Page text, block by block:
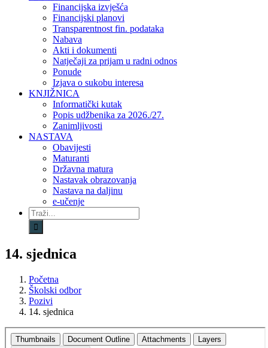
Financijska izvješća
Financijski planovi
Transparentnost fin. podataka
Nabava
Akti i dokumenti
Natječaji za prijam u radni odnos
Ponude
Izjava o sukobu interesa
KNJIŽNICA
Informatički kutak
Popis udžbenika za 2026./27.
Zanimljivosti
NASTAVA
Obavijesti
Maturanti
Državna matura
Nastavak obrazovanja
Nastava na daljinu
e-učenje
Traži...
14. sjednica
Početna
Školski odbor
Pozivi
14. sjednica